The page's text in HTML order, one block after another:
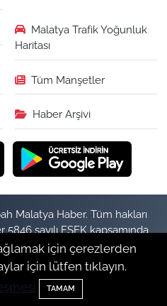
Malatya Trafik Yoğunluk
Haritası
Tüm Manşetler
Haber Arşivi
Malatya Haber. Tüm hakları
5846 sayılı FSEK kapsamında
kopyalanamaz.
TE Bilişim
için çerezlerden
için lütfen tıklayın.
TAMAM